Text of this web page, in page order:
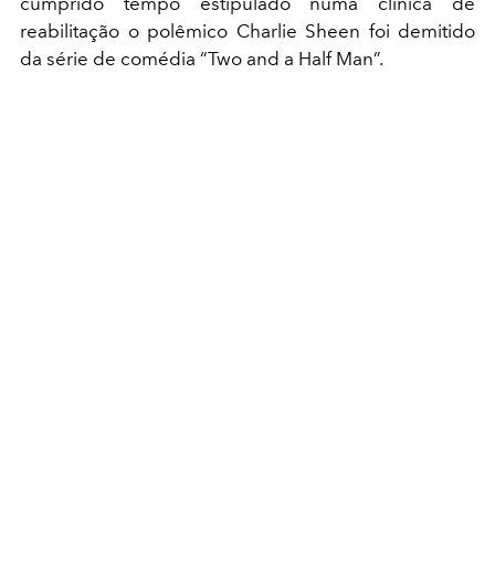
reabilitação o polêmico Charlie Sheen foi demitido
da série de comédia “Two and a Half Man”.